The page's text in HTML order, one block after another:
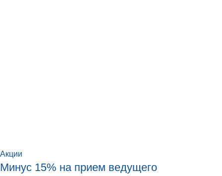
Акции
Минус 15% на прием ведущего